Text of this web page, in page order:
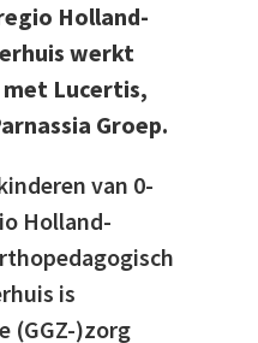
Holland-
werkt
met Lucertis,
Groep.
van 0-
Holland-
is
(GGZ-)zorg